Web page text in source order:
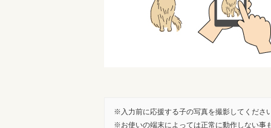
入力前に応援する子の写真を撮影してくださ
お使いの端末によっては正常に動作しない事